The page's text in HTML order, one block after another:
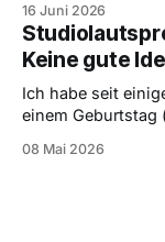
und worauf ich
16 Juni 2026
Keine gute
Ich habe seit
einem Geburtstag
einige Jahre her
08 Mai 2026